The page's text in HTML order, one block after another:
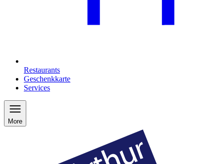
Restaurants
Geschenkkarte
Services
More